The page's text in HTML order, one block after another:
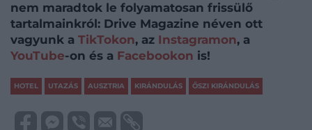
nem maradtok le folyamatosan frissülő
tartalmainkról: Drive Magazine néven ott
vagyunk a TikTokon, az Instagramon, a
YouTube-on és a Facebookon is!
HOTEL UTAZÁS AUSZTRIA KIRÁNDULÁS ŐSZI KIRÁNDULÁS